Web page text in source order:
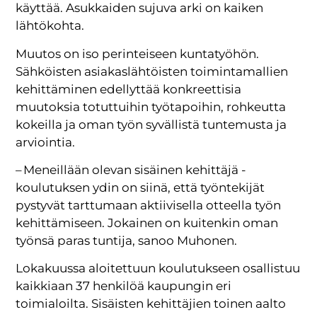
käyttää. Asukkaiden sujuva arki on kaiken
lähtökohta.
Muutos on iso perinteiseen kuntatyöhön.
Sähköisten asiakaslähtöisten toimintamallien
kehittäminen edellyttää konkreettisia
muutoksia totuttuihin työtapoihin, rohkeutta
kokeilla ja oman työn syvällistä tuntemusta ja
arviointia.
– Meneillään olevan sisäinen kehittäjä -
koulutuksen ydin on siinä, että työntekijät
pystyvät tarttumaan aktiivisella otteella työn
kehittämiseen. Jokainen on kuitenkin oman
työnsä paras tuntija, sanoo Muhonen.
Lokakuussa aloitettuun koulutukseen osallistuu
kaikkiaan 37 henkilöä kaupungin eri
toimialoilta. Sisäisten kehittäjien toinen aalto